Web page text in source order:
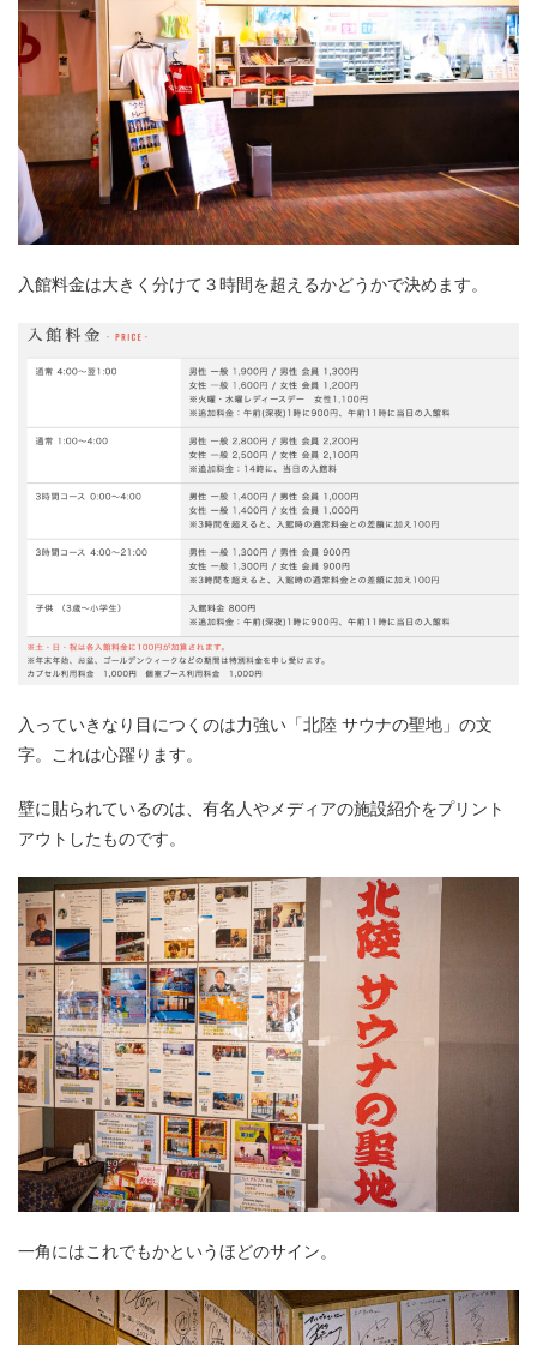
入館料金は大きく分けて３時間を超えるかどうかで決めます。
入っていきなり目につくのは力強い「北陸 サウナの聖地」の文
字。これは心躍ります。
壁に貼られているのは、有名人やメディアの施設紹介をプリント
アウトしたものです。
一角にはこれでもかというほどのサイン。